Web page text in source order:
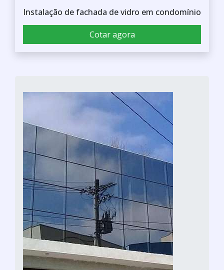
Instalação de fachada de vidro em condomínio
Cotar agora